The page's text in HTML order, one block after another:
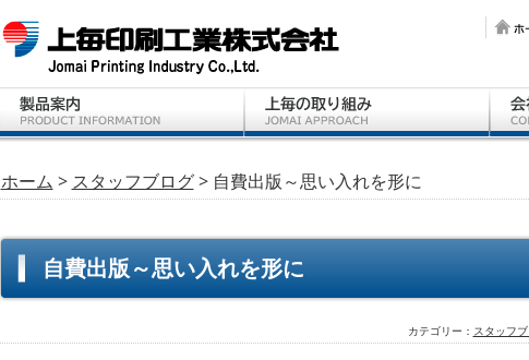
ホーム > スタッフブログ> 自費出版～思い入れを形に
自費出版～思い入れを形に
カテゴリー： スタッフ